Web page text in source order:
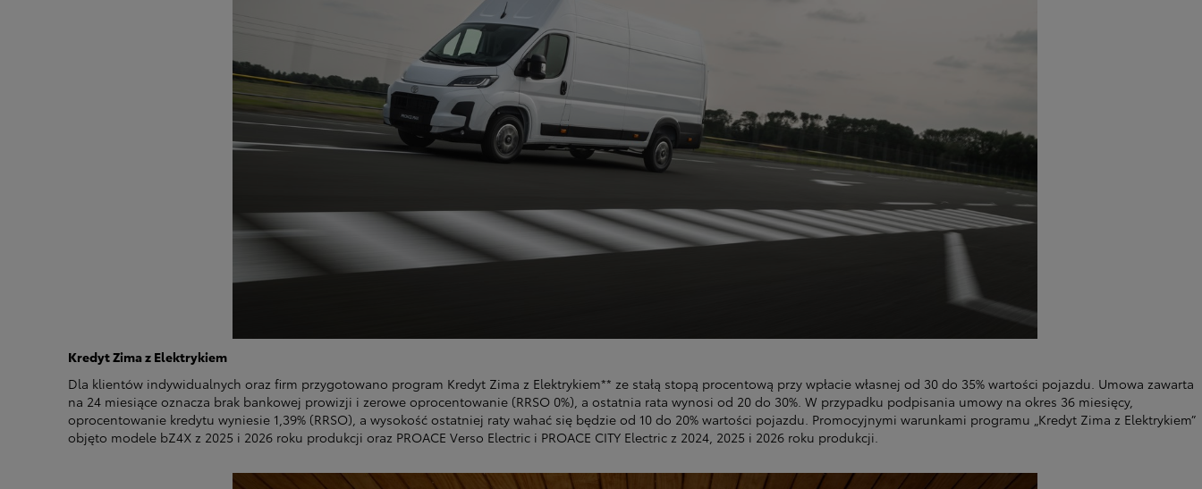
Kredyt Zima z Elektrykiem
Dla klientów indywidualnych oraz firm przygotowano program Kredyt Zima z Elektrykiem** ze stałą stopą procentową przy wpłacie własnej od 30 do 35% wartości pojazdu. Umowa zawarta
na 24 miesiące oznacza brak bankowej prowizji i zerowe oprocentowanie (RRSO 0%), a ostatnia rata wynosi od 20 do 30%. W przypadku podpisania umowy na okres 36 miesięcy,
oprocentowanie kredytu wyniesie 1,39% (RRSO), a wysokość ostatniej raty wahać się będzie od 10 do 20% wartości pojazdu. Promocyjnymi warunkami programu „Kredyt Zima z Elektrykiem”
objęto modele bZ4X z 2025 i 2026 roku produkcji oraz PROACE Verso Electric i PROACE CITY Electric z 2024, 2025 i 2026 roku produkcji.